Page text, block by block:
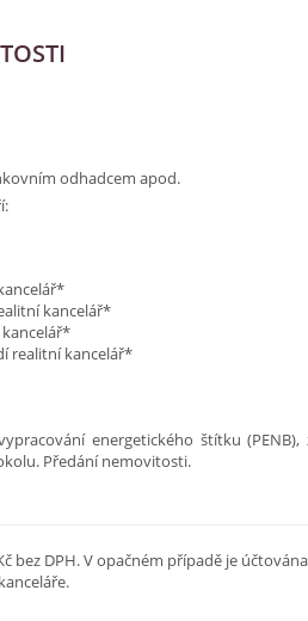
odhadcem apod.
kancelář*
realitní kancelář*
energetického štítku (PENB),
Předání nemovitosti.
bez DPH. V opačném případě je